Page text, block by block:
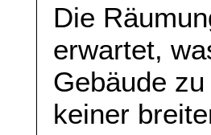
Die
erwartet,
Gebäude
keiner